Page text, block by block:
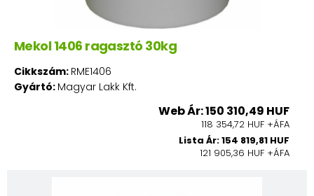
Mekol 1406 ragasztó 30kg
Cikkszám: RME1406
Gyártó: Magyar Lakk Kft.
Web Ár: 150 310,49 HUF
118 354,72 HUF +ÁFA
Lista Ár: 154 819,81 HUF
121 905,36 HUF +ÁFA